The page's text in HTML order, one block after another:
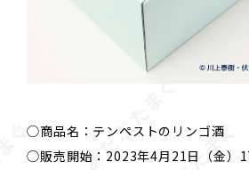
◯商品名：テンペストのリンゴ酒
◯販売開始：2023年4月21日（金）